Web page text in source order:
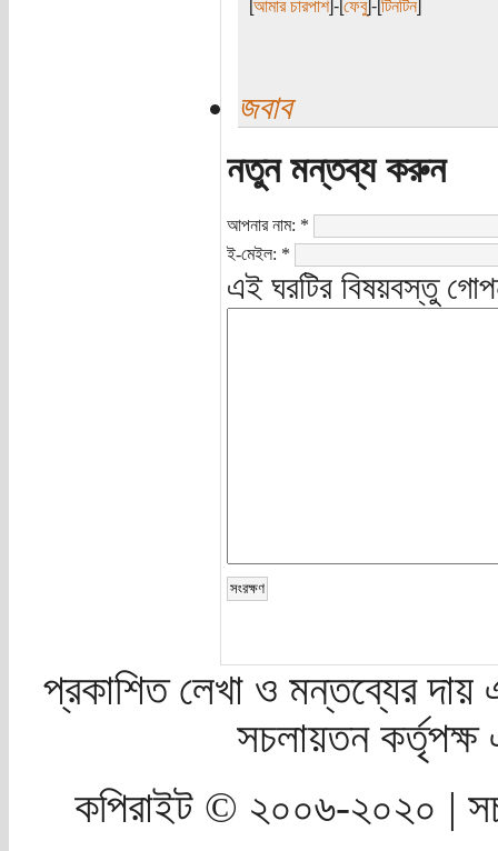
আমার চারপাশ]-[ ফেবু]-[ টিনটিন]
জবাব
নতুন মন্তব্য করুন
আপনার নাম: *
ই-মেইল: *
এই ঘরটির বিষয়বস্তু
প্রকাশিত লেখা ও মন্তব্যের দায়
সচলায়তন
কপিরাইট © ২০০৬-২০২০ |